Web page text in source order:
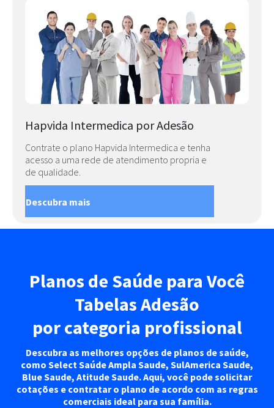
Hapvida Intermedica por Adesão
Contrate o plano Hapvida Intermedica e tenha
acesso a uma rede de atendimento propria e
de qualidade.
Descubra mais
Planos de Saúde para Você
Tabelas Adesão
por categoria profissional
Descubra as melhores opções de planos de saúde,
como Select Saúde Ampla Saude, SulAmerica Saude,
Blue Saude, Atitude Saude. Aqui, você pode solicitar
cotações e contratar o plano de acordo com as regras
comerciais ideal para sua família.